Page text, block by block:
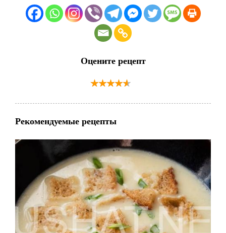
Оцените рецепт
Рекомендуемые рецепты